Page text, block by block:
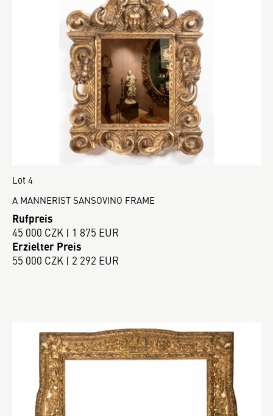
Lot 4
A MANNERIST SANSOVINO FRAME
Rufpreis
45 000 CZK | 1 875 EUR
Erzielter Preis
55 000 CZK | 2 292 EUR